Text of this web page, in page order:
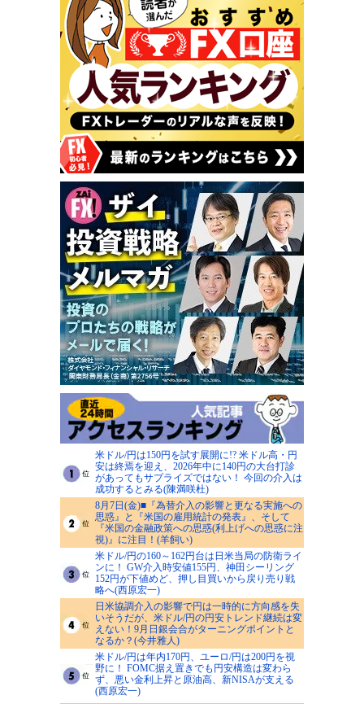
米ドル/円は150円を試す展開に!? 米ドル高・円
安は終焉を迎え、2026年中に140円の大台打診
があってもサプライズではない！ 今回の介入は
成功するとみる(陳満咲杜)
8月7日(金)■『為替介入の影響と更なる実施への
思惑』と『米国の雇用統計の発表』、そして
『米国の金融政策への思惑(利上げへの思惑に注
視)』に注目！(羊飼い)
米ドル/円の160～162円台は日米当局の防衛ライ
ンに！ GW介入時安値155円、神田シーリング
152円が下値めど、押し目買いから戻り売り戦
略へ(西原宏一)
日米協調介入の影響で円は一時的に方向感を失
いそうだが、米ドル/円の円安トレンド継続は変
えない！9月日銀会合がターニングポイントと
なるか？(今井雅人)
米ドル/円は年内170円、ユーロ/円は200円を視
野に！ FOMC据え置きでも円安構造は変わら
ず、悪い金利上昇と原油高、新NISAが支える
(西原宏一)